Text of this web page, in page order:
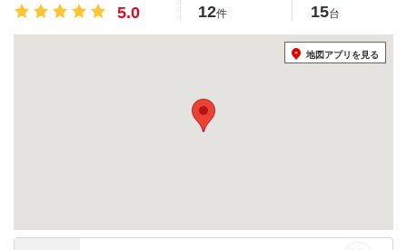
5.0 12件 15台
地図アプリを見る